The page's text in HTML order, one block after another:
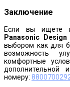
Заключение
Если вы ищете
Panasonic Design
выбором как для
возможность
комфортные
дополнительной
номеру: